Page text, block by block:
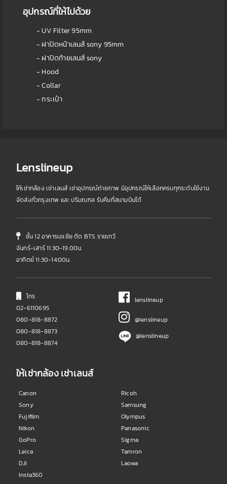
อุปกรณ์ที่ให้ไปด้วย
- UV Filter 95mm
- ฝาปิดหน้าเลนส์ sony 95mm
- ฝาปิดท้ายเลนส์ sony
- Hood
- Collar
- กระเป๋า
Lenslineup
ให้เช่ากล้อง เช่าเลนส์ เช่าอุปกรณ์ถ่ายภาพ มีอุปกรณ์ให้เลือกครบทุกระดับใช้งาน
จัดส่งทั่วกรุงเทพ และ ปริมณฑล รับคืนที่สนามบินได้
ชั้น 12 อาคารเอเชีย ติด BTS ราชเทวี
จันทร์-เสาร์ 11.30-19.00น.
อาทิตย์ 11:30-14:00น.
โทร
02-6110695
080-818-8872
080-818-8873
080-818-8874
lenslineup
@lenslineup
@lenslineup
ให้เช่ากล้อง เช่าเลนส์
Canon
Sony
Fujifilm
Nikon
GoPro
Leica
DJI
Insta360
Ricoh
Samsung
Olympus
Panasonic
Sigma
Tamron
Laowa